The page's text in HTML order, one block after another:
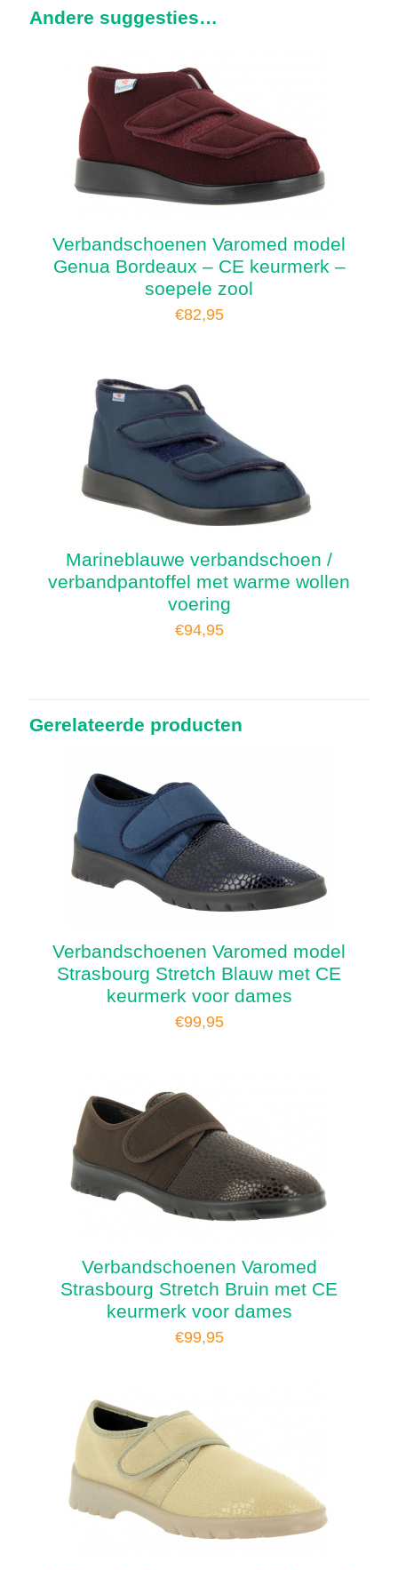
Andere suggesties…
Verbandschoenen Varomed model
Genua Bordeaux – CE keurmerk –
soepele zool
€82,95
Marineblauwe verbandschoen /
verbandpantoffel met warme wollen
voering
€94,95
Gerelateerde producten
Verbandschoenen Varomed model
Strasbourg Stretch Blauw met CE
keurmerk voor dames
€99,95
Verbandschoenen Varomed
Strasbourg Stretch Bruin met CE
keurmerk voor dames
€99,95